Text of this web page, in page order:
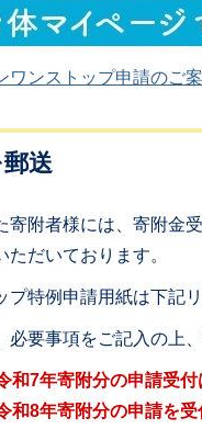
ワンストップ申請のご
送
寄附者様には、寄附金
ただいております。
プ特例申請用紙は下記
必要事項をご記入の上
和7年寄附分の申請受付
和8年寄附分の申請を